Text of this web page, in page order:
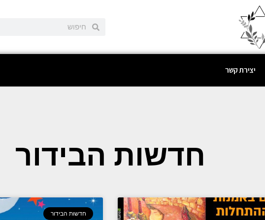
יצירת קשר
חדשות הבידור
חדשות הבידור